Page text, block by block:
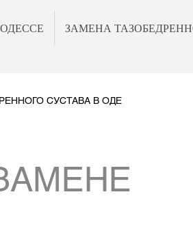
СУСТАВА В ОДЕ
ЗАМЕНА